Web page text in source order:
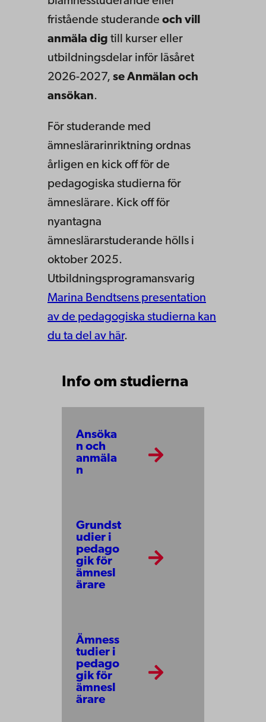
fristående studerande och vill
anmäla dig till kurser eller
utbildningsdelar inför läsåret
2026-2027, se Anmälan och
ansökan.
För studerande med
ämneslärarinriktning ordnas
årligen en kick off för de
pedagogiska studierna för
ämneslärare. Kick off för
nyantagna
ämneslärarstuderande hölls i
oktober 2025.
Utbildningsprogramansvarig
Marina Bendtsens presentation
av de pedagogiska studierna kan
du ta del av här.
Info om studierna
Ansöka
n och
anmäla
n
Grundst
udier i
pedago
gik för
ämnesl
ärare
Ämness
tudier i
pedago
gik för
ämnesl
ärare